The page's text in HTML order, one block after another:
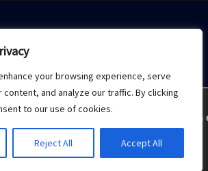
your browsing experience, serve
and analyze our traffic. By clicking
to our use of cookies.
Reject All Accept All
Nós Acesso restrito Contato
- Monday Publicidade
para oferecer a melhor